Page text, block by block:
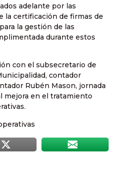
adelante por las
la certificación de firmas de
la gestión de las
durante estos
con el subsecretario de
contador
Rubén Mason, jornada
mejora en el tratamiento